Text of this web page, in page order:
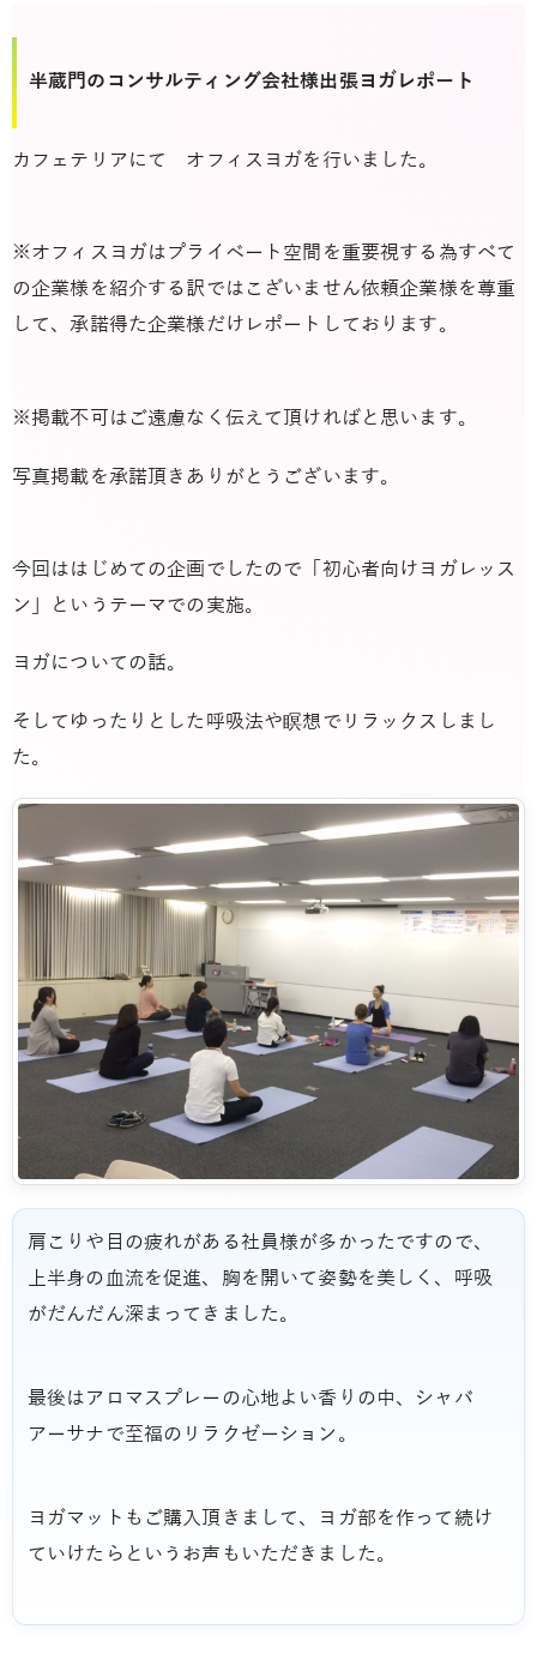
半蔵門のコンサルティング会社様出張ヨガレポート
カフェテリアにて オフィスヨガを行いました。
※オフィスヨガはプライベート空間を重要視する為すべて
の企業様を紹介する訳ではこざいません依頼企業様を尊重
して、承諾得た企業様だけレポートしております。
※掲載不可はご遠慮なく伝えて頂ければと思います。
写真掲載を承諾頂きありがとうございます。
今回ははじめての企画でしたので「初心者向けヨガレッス
ン」というテーマでの実施。
ヨガについての話。
そしてゆったりとした呼吸法や瞑想でリラックスしまし
た。
肩こりや目の疲れがある社員様が多かったですので、
上半身の血流を促進、胸を開いて姿勢を美しく、呼吸
がだんだん深まってきました。
最後はアロマスプレーの心地よい香りの中、シャバ
アーサナで至福のリラクゼーション。
ヨガマットもご購入頂きまして、ヨガ部を作って続け
ていけたらというお声もいただきました。